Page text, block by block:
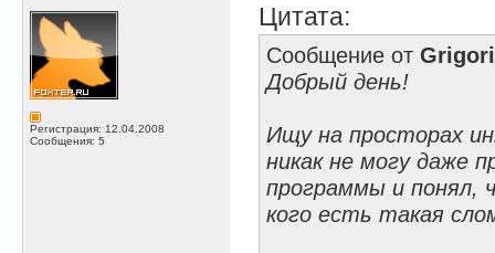
Регистрация: 12.04.2008
Сообщения: 5
Цитата:
Сообщение от
Добрый день!
Ищу на просторах
никак не могу даже
программы и понял,
кого есть такая